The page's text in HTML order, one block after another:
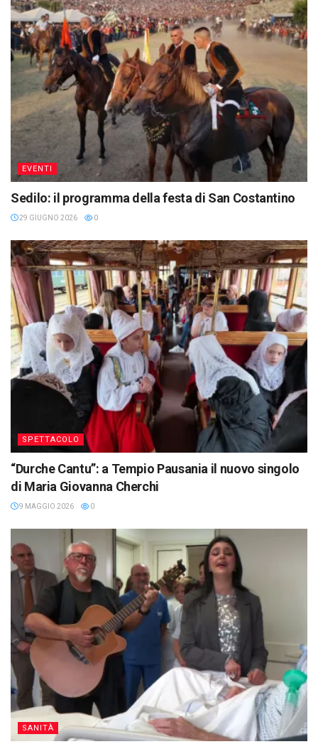
EVENTI
Sedilo: il programma della festa di San Costantino
29 GIUGNO 2026 0
SPETTACOLO
“Durche Cantu”: a Tempio Pausania il nuovo singolo
di Maria Giovanna Cherchi
9 MAGGIO 2026 0
SANITÀ